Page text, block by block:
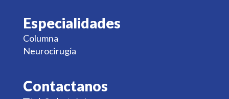
Especialidades
Columna
Neurocirugía
Contactanos